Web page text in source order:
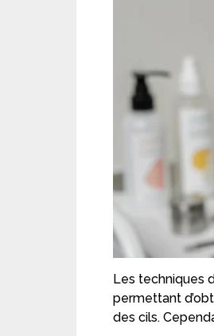
Les techniques
permettant
des cils.